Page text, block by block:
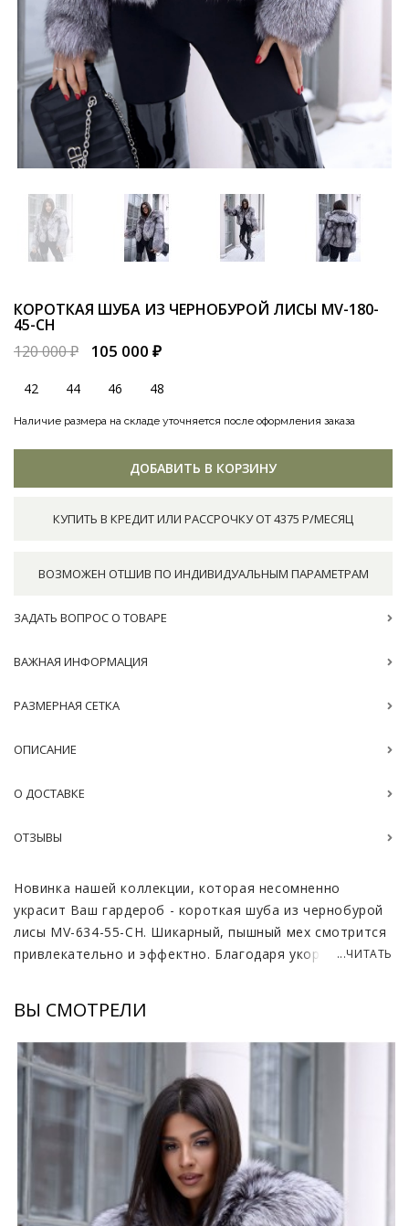
КОРОТКАЯ ШУБА ИЗ ЧЕРНОБУРОЙ ЛИСЫ MV-180-
45-CH
120 000 ₽
105 000 ₽
42 44 46 48
Наличие размера на складе уточняется после оформления заказа
ДОБАВИТЬ В КОРЗИНУ
КУПИТЬ В КРЕДИТ ИЛИ РАССРОЧКУ ОТ 4375 Р/МЕСЯЦ
ВОЗМОЖЕН ОТШИВ ПО ИНДИВИДУАЛЬНЫМ ПАРАМЕТРАМ
ЗАДАТЬ ВОПРОС О ТОВАРЕ
ВАЖНАЯ ИНФОРМАЦИЯ
РАЗМЕРНАЯ СЕТКА
ОПИСАНИЕ
О ДОСТАВКЕ
ОТЗЫВЫ
Новинка нашей коллекции, которая несомненно
украсит Ваш гардероб - короткая шуба из чернобурой
лисы MV-634-55-CH. Шикарный, пышный мех смотрится
привлекательно и эффектно. Благодаря укороченной
необычайная мягкость, которая даёт превосходные
ощущения при контакте с телом. Ворс сам по себе
очень длинный и пушистый, благодаря чему изделие
получилось не только невероятно красивым, но и
очень тёплым. В морозную погоду Вы будете
чувствовать себя максимально комфортно. Материал
обладает высокой прочностью, устойчивостью к
истиранию, поэтому срок службы шубы будет долгим.
...ЧИТАТЬ
ВЫ СМОТРЕЛИ